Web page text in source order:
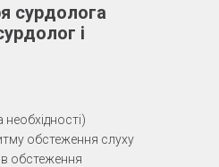
сурдолога
і
обстеження слуху
обстеження